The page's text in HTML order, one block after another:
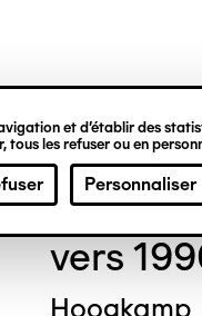
et d’établir des
tous les refuser ou en
Personnaliser
vers
Hoogkamp